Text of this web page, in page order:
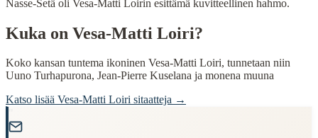
Language:Finnish (suomi)
Origin:Finland
Nasse-Setä oli Vesa-Matti Loirin esittämä kuvitteellinen hahmo.
Kuka on Vesa-Matti Loiri?
Koko kansan tuntema ikoninen Vesa-Matti Loiri, tunnetaan niin
Uuno Turhapurona, Jean-Pierre Kuselana ja monena muuna
Katso lisää Vesa-Matti Loiri sitaatteja →